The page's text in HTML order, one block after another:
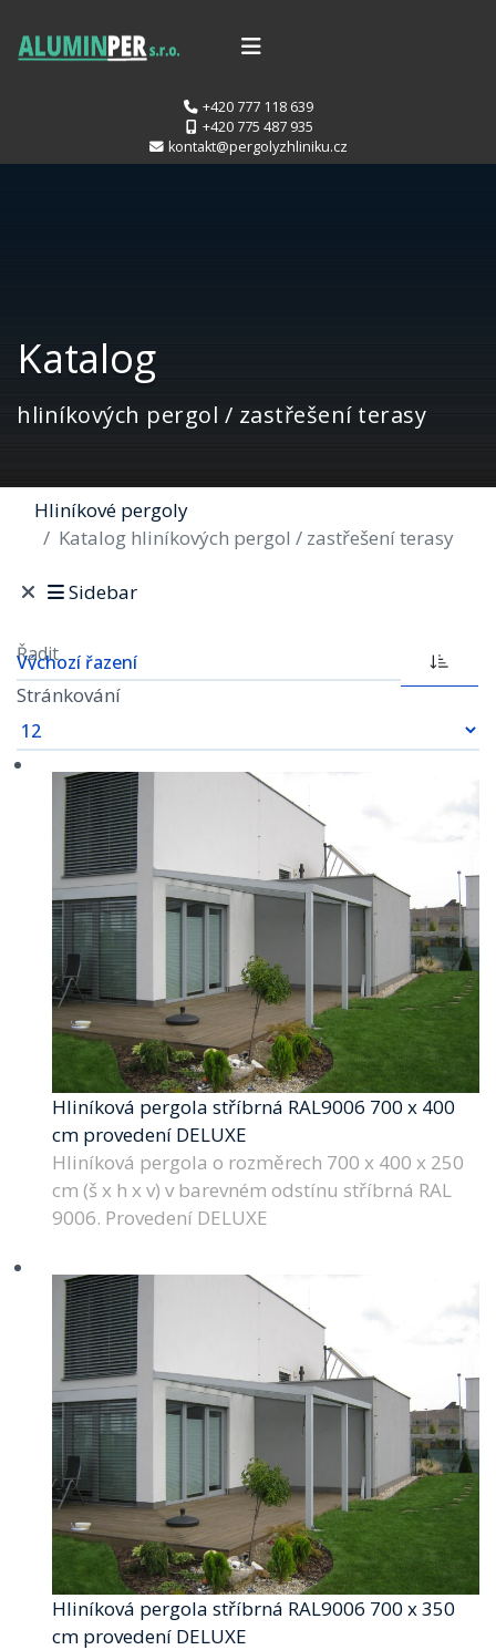
+420 777 118 639
+420 775 487 935
kontakt@pergolyzhliniku.cz
Katalog
hliníkových pergol / zastřešení terasy
Hliníkové pergoly
Katalog hliníkových pergol / zastřešení terasy
Sidebar
Řadit
Stránkování
Hliníková pergola stříbrná RAL9006 700 x 400
cm provedení DELUXE
Hliníková pergola o rozměrech 700 x 400 x 250
cm (š x h x v) v barevném odstínu stříbrná RAL
9006. Provedení DELUXE
Hliníková pergola stříbrná RAL9006 700 x 350
cm provedení DELUXE